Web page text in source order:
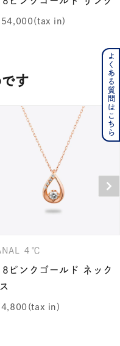
す
４℃
ピンクゴールド ネック
よくある質問はこちら